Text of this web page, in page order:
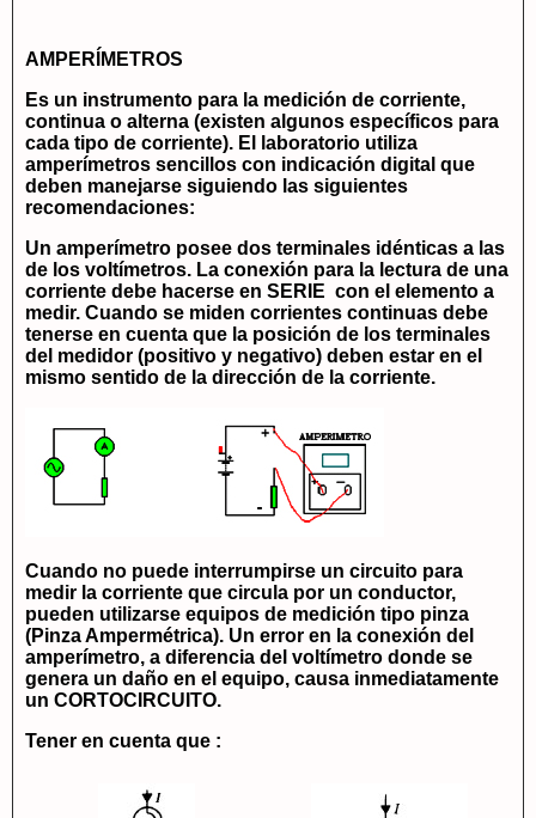
AMPERÍMETROS
Es un instrumento para la medición de corriente,
continua o alterna (existen algunos específicos para
cada tipo de corriente). El laboratorio utiliza
amperímetros sencillos con indicación digital que
deben manejarse siguiendo las siguientes
recomendaciones:
Un amperímetro posee dos terminales idénticas a las
de los voltímetros. La conexión para la lectura de una
corriente debe hacerse en SERIE con el elemento a
medir. Cuando se miden corrientes continuas debe
tenerse en cuenta que la posición de los terminales
del medidor (positivo y negativo) deben estar en el
mismo sentido de la dirección de la corriente.
Cuando no puede interrumpirse un circuito para
medir la corriente que circula por un conductor,
pueden utilizarse equipos de medición tipo pinza
(Pinza Ampermétrica). Un error en la conexión del
amperímetro, a diferencia del voltímetro donde se
genera un daño en el equipo, causa inmediatamente
un CORTOCIRCUITO.
Tener en cuenta que :